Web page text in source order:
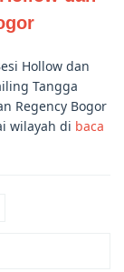
Hollow dan
Tangga
Regency Bogor
wilayah di baca